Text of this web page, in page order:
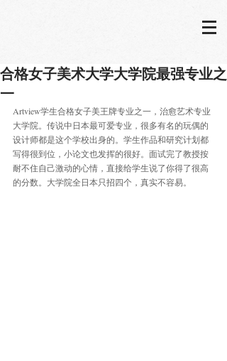
合格女子美术大学大学院最强专业之
一
Artview学生合格女子美王牌专业之一，治愈艺术专业
大学院。传说中日本最可爱专业，很多有名的玩偶的
设计师都是这个学校出身的。学生作品和研究计划都
写得很到位，小论文也发挥的很好。面试完了教授按
耐不住自己激动的心情，直接给学生说了你得了很高
的分数。大学院全日本只招四个，真实不容易。